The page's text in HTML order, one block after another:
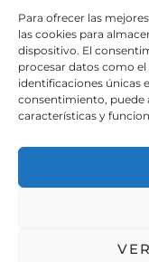
Para ofrecer las
las cookies para
dispositivo. El
procesar datos como
identificaciones únicas
consentimiento, puede
características y
Carretera del
Sant Andreu de
+34 93 653 20
Treballa